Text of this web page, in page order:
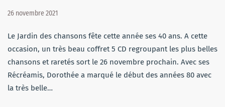
26 novembre 2021
Le Jardin des chansons fête cette année ses 40 ans. A cette
occasion, un très beau coffret 5 CD regroupant les plus belles
chansons et raretés sort le 26 novembre prochain. Avec ses
Récréamis, Dorothée a marqué le début des années 80 avec
la très belle…